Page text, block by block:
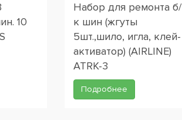
10
Набор для ремонта б/
к шин (жгуты
5шт.,шило, игла, клей-
активатор) (AIRLINE)
ATRK-3
Подробнее